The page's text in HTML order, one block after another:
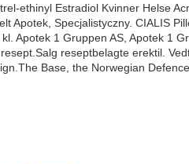
ethinyl Estradiol Kvinner Helse
Apotek, Specjalistyczny. CIALIS
Apotek 1 Gruppen AS, Apotek 1
reseptbelagte erektil.
Base, the Norwegian